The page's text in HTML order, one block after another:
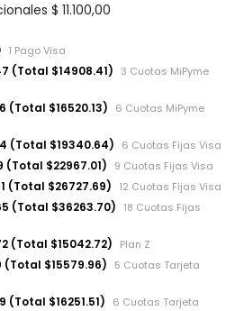
$ 11.100,00
1 Pago Visa
(Total $14908.41)
3 Cuotas MiPyme
(Total $16520.13)
6 Cuotas MiPyme
(Total $19340.64) 6 Cuotas Fijas Visa
(Total $22967.01) 9 Cuotas Fijas Visa
(Total $26727.69) 12 Cuotas Fijas Visa
(Total $36263.70)
18 Cuotas Fijas
(Total $15042.72) Plan Z
(Total $15579.96)
5 Cuotas Tarjeta
(Total $16251.51)
6 Cuotas Tarjeta